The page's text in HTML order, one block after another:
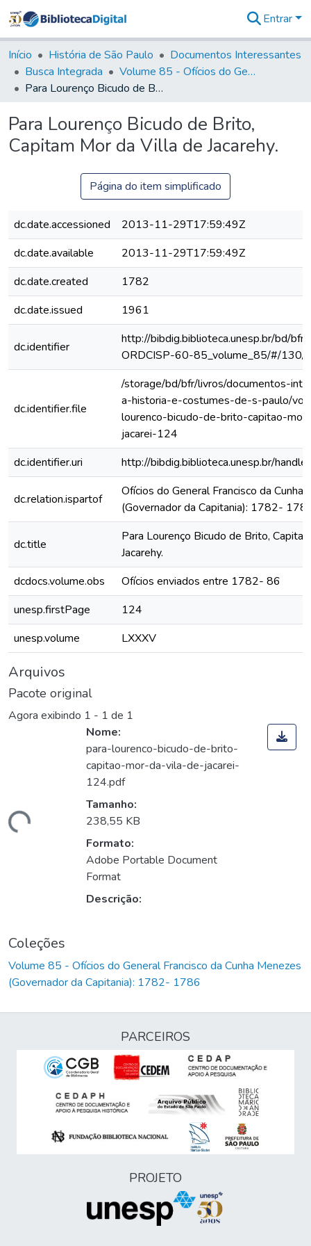
&
Coleções
Tudo na
Biblioteca
Estatísticas
Entrar
Início História de São Paulo
Documentos Interessantes
Busca Integrada
Volume 85 - Ofícios do General Francisco da Cunha Menezes (Governador da Capitania): 1782- 1786
Para Lourenço Bicudo de Brito, Capitam Mor da Villa de Jacarehy.
Para Lourenço Bicudo de Brito,
Capitam Mor da Villa de Jacarehy.
Página do item simplificado
dc.date.accessioned
2013-11-29T17:59:49Z
dc.date.available
2013-11-29T17:59:49Z
dc.date.created
1782
dc.date.issued
1961
dc.identifier
http://bibdig.biblioteca.unesp.br/bd/
ORDCISP-60-85_volume_85/#/130/
dc.identifier.file
/storage/bd/bfr/livros/documentos-
a-historia-e-costumes-de-s-paulo/
lourenco-bicudo-de-brito-capitao-
jacarei-124
dc.identifier.uri
http://bibdig.biblioteca.unesp.br/
dc.relation.ispartof
Ofícios do General Francisco da Cunha
(Governador da Capitania): 1782-
dc.title
Para Lourenço Bicudo de Brito,
Jacarehy.
dcdocs.volume.obs
Ofícios enviados entre 1782- 86
unesp.firstPage
124
unesp.volume
LXXXV
Arquivos
Pacote original
Agora exibindo 1 - 1 de 1
Nome:
para-lourenco-bicudo-de-brito-
capitao-mor-da-vila-de-jacarei-
124.pdf
Tamanho:
238,55 KB
Formato:
Adobe Portable Document
Format
Descrição:
Coleções
Volume 85 - Ofícios do General Francisco da Cunha Menezes
(Governador da Capitania): 1782- 1786
PARCEIROS
PROJETO